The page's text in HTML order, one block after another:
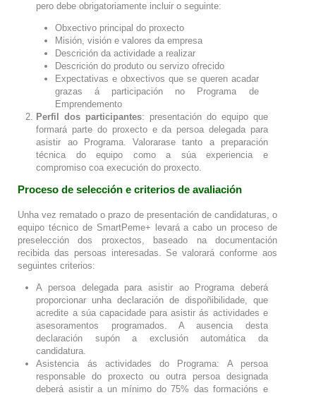
pero debe obrigatoriamente incluir o seguinte:
Obxectivo principal do proxecto
Misión, visión e valores da empresa
Descrición da actividade a realizar
Descrición do produto ou servizo ofrecido
Expectativas e obxectivos que se queren acadar
grazas á participación no Programa de
Emprendemento
Perfil dos participantes: presentación do equipo que
formará parte do proxecto e da persoa delegada para
asistir ao Programa. Valorarase tanto a preparación
técnica do equipo como a súa experiencia e
compromiso coa execución do proxecto.
Proceso de selección e criterios de avaliación
Unha vez rematado o prazo de presentación de candidaturas, o
equipo técnico de SmartPeme+ levará a cabo un proceso de
preselección dos proxectos, baseado na documentación
recibida das persoas interesadas. Se valorará conforme aos
seguintes criterios:
A persoa delegada para asistir ao Programa deberá
proporcionar unha declaración de dispoñibilidade, que
acredite a súa capacidade para asistir ás actividades e
asesoramentos programados. A ausencia desta
declaración supón a exclusión automática da
candidatura.
Asistencia ás actividades do Programa: A persoa
responsable do proxecto ou outra persoa designada
deberá asistir a un mínimo do 75% das formacións e